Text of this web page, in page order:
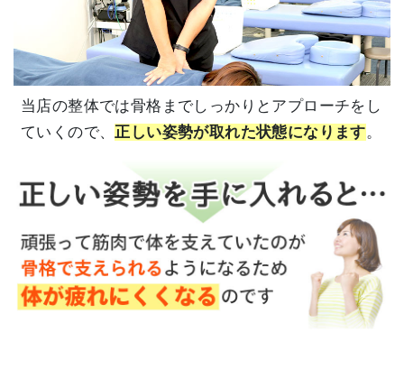
当店の整体では骨格までしっかりとアプローチをし
ていくので、正しい姿勢が取れた状態になります。